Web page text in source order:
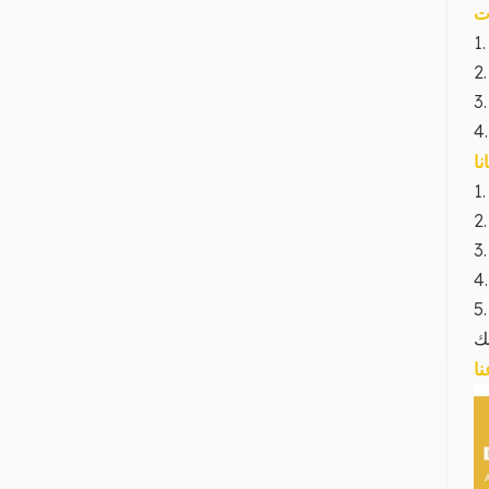
2.
1.
2.
3.
5.